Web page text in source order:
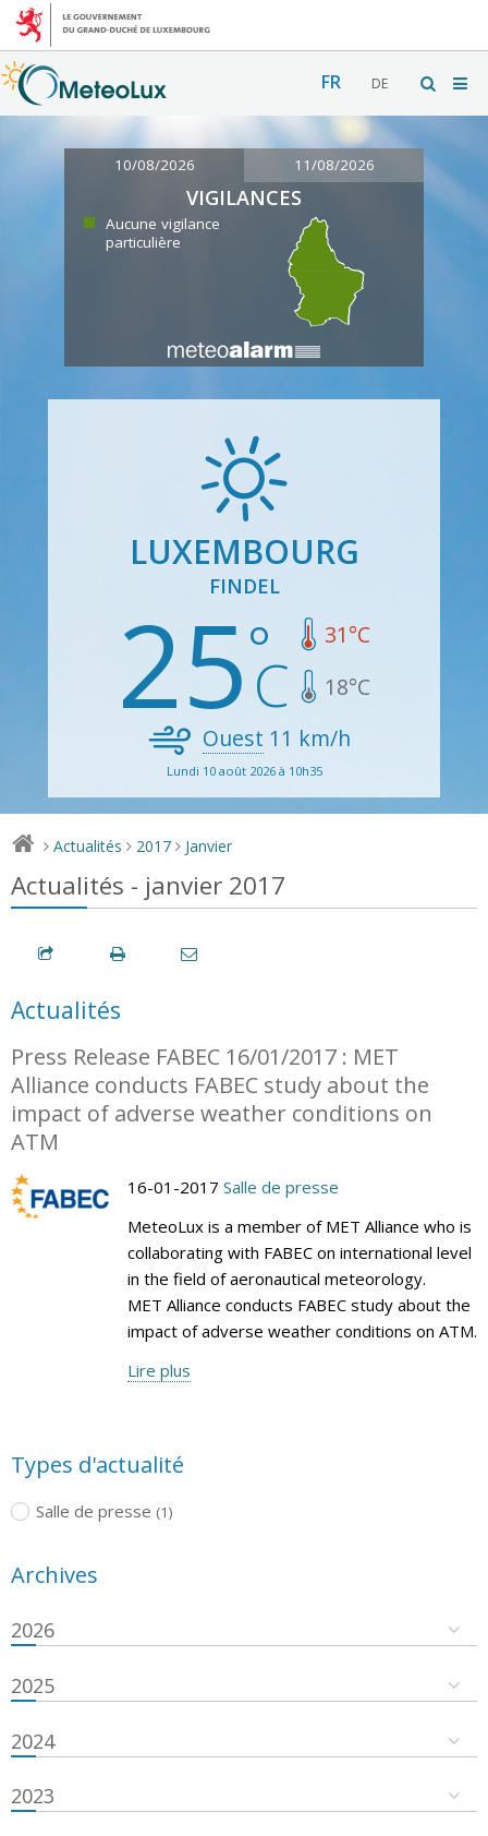
FR DE
10/08/2026 11/08/2026
VIGILANCES
Aucune vigilance
particulière
LUXEMBOURG
FINDEL
25 31°C
18°C
Ouest 11 km/h
Lundi 10 août 2026 à 10h35
> Actualités > 2017 > Janvier
Actualités - janvier 2017
Actualités
Press Release FABEC 16/01/2017 : MET
Alliance conducts FABEC study about the
impact of adverse weather conditions on
ATM
16-01-2017 Salle de presse
MeteoLux is a member of MET Alliance who is
collaborating with FABEC on international level
in the field of aeronautical meteorology.
MET Alliance conducts FABEC study about the
impact of adverse weather conditions on ATM.
Lire plus
Types d'actualité
Salle de presse (1)
Archives
2026
2025
2024
2023